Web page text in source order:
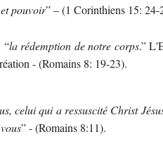
pouvoir” – (1 Corinthiens 15: 24-
“la rédemption de notre corps.”
- (Romains 8: 19-23).
celui qui a ressuscité Christ
” - (Romains 8:11).